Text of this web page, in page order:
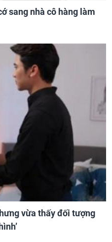
sang nhà cô hàng làm
vừa thấy đối tượng